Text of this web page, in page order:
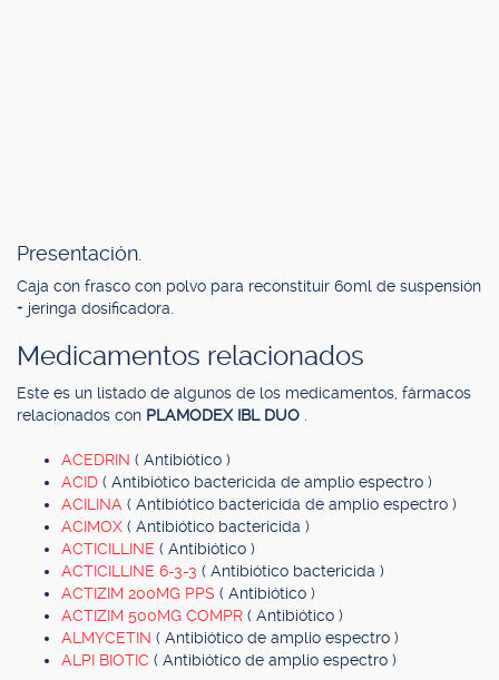
Presentación.
Caja con frasco con polvo para reconstituir 60ml de suspensión
+ jeringa dosificadora.
Medicamentos relacionados
Este es un listado de algunos de los medicamentos, fármacos
relacionados con PLAMODEX IBL DUO
ACEDRIN ( Antibiótico )
ACID ( Antibiótico bactericida de amplio espectro )
ACILINA ( Antibiótico bactericida de amplio espectro )
ACIMOX ( Antibiótico bactericida )
ACTICILLINE ( Antibiótico )
ACTICILLINE 6-3-3 ( Antibiótico bactericida )
ACTIZIM 200MG PPS ( Antibiótico )
ACTIZIM 500MG COMPR ( Antibiótico )
ALMYCETIN ( Antibiótico de amplio espectro )
ALPI BIOTIC ( Antibiótico de amplio espectro )